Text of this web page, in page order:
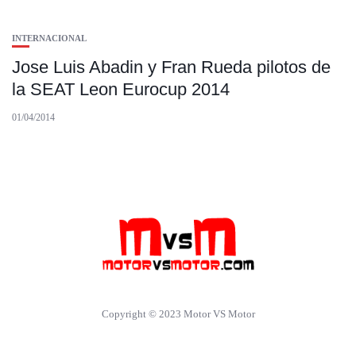
INTERNACIONAL
Jose Luis Abadin y Fran Rueda pilotos de
la SEAT Leon Eurocup 2014
01/04/2014
Copyright © 2023 Motor VS Motor